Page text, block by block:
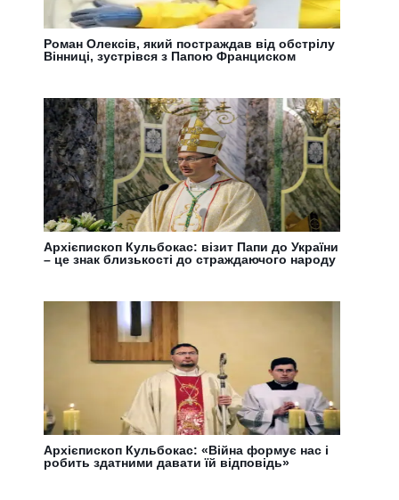
Роман Олексів, який постраждав від обстрілу
Вінниці, зустрівся з Папою Франциском
Архієпископ Кульбокас: візит Папи до України
– це знак близькості до страждаючого народу
Архієпископ Кульбокас: «Війна формує нас і
робить здатними давати їй відповідь»